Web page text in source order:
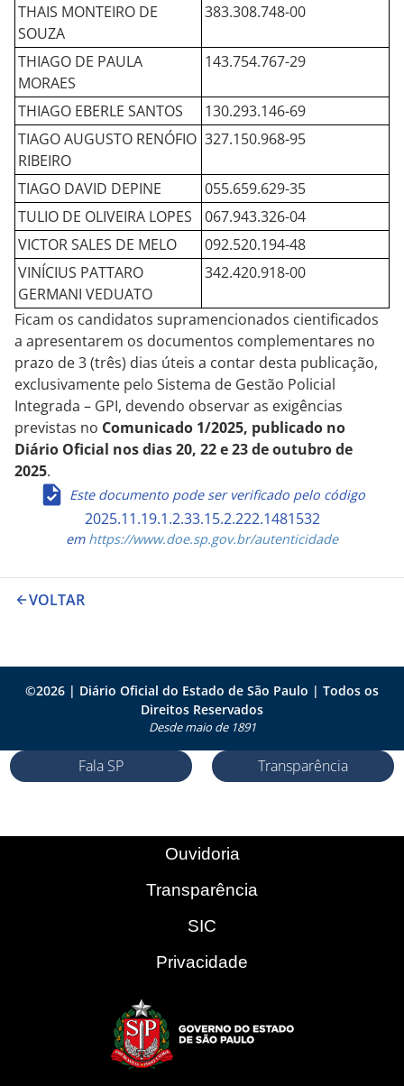
THAIS MONTEIRO DE
SOUZA
383.308.748-00
THIAGO DE PAULA
MORAES
143.754.767-29
THIAGO EBERLE SANTOS
130.293.146-69
TIAGO AUGUSTO RENÓFIO
RIBEIRO
327.150.968-95
TIAGO DAVID DEPINE
055.659.629-35
TULIO DE OLIVEIRA LOPES
067.943.326-04
VICTOR SALES DE MELO
092.520.194-48
VINÍCIUS PATTARO
GERMANI VEDUATO
342.420.918-00
Ficam os candidatos supramencionados cientificados
a apresentarem os documentos complementares no
prazo de 3 (três) dias úteis a contar desta publicação,
exclusivamente pelo Sistema de Gestão Policial
Integrada – GPI, devendo observar as exigências
previstas no Comunicado 1/2025, publicado no
Diário Oficial nos dias 20, 22 e 23 de outubro de
2025.
Este documento pode ser verificado pelo código
2025.11.19.1.2.33.15.2.222.1481532
emhttps://www.doe.sp.gov.br/autenticidade
VOLTAR
©2026 | Diário Oficial do Estado de São Paulo | Todos os
Direitos Reservados
Desde maio de 1891
Fala SP Transparência
Ouvidoria
Transparência
SIC
Privacidade